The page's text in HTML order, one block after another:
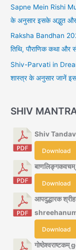
Sapne Mein Rishi
के अनुसार इसके अद्भुत
Raksha Bandhan
तिथि, पौराणिक कथा और
Shiv-Parvati in
शास्त्र के अनुसार जानें
SHIV
Shiv
Download
Download
आपदुद्धारक
Download